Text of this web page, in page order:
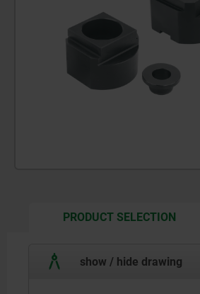
PRODUCT SELECTION
show / hide drawing